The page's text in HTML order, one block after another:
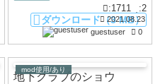
:1711 :2
2021.08.23
guestuser
0
ダウンロード（3 MB）
mod使用/あり
地下クラブのショウ